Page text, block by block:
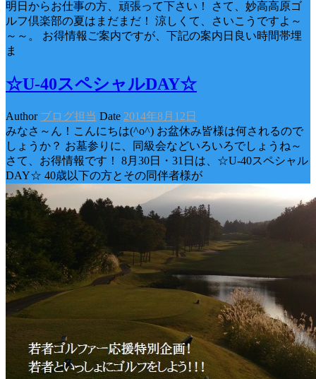
明日からお仕事の方、頑張って下さい！ さて、妙高高原ゴ
ルフ倶楽部の夏はまだまだ！ 涼しくて、さいこうですよ～
～～。 お得情報ご案内ですが、下記の案内日良い時間帯埋
ま
☆U-40スペシャルDAY☆
Author ブログ担当 Date 2014年8月12日
みなさ～ん！こんにちは(^o^) お盆休み皆様は何されるので
しょうか？ お墓参りに、同級会などいろいろでしょうね～
さて、お得情報です！ 8月30日・31日は、☆U-40スペシャル
DAY☆ 40歳以下の方とその同伴者様が